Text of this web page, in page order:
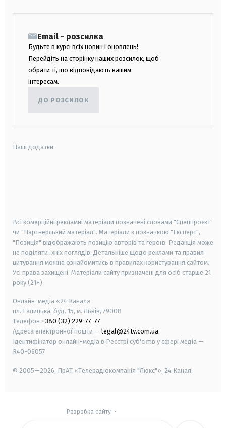
Email - розсилка
Будьте в курсі всіх новин і оновлень!
Перейдіть на сторінку наших розсилок, щоб
обрати ті, що відповідають вашим
інтересам.
ДО РОЗСИЛОК
Наші додатки:
Всі комерційні рекламні матеріали позначені словами "Спецпроєкт"
чи "Партнерський матеріал". Матеріали з позначкою "Експерт",
"Позиція" відображають позицію авторів та героїв. Редакція може
не поділяти їхніх поглядів. Детальніше щодо реклами та правил
цитування можна ознайомитись в правилах користування сайтом.
Усі права захищені. Матеріали сайту призначені для осіб старше 21
року (21+)
Онлайн-медіа «24 Канал»
пл. Галицька, буд. 15, м. Львів, 79008
Телефон +380 (32) 229-77-77
Адреса електронної пошти — legal@24tv.com.ua
Ідентифікатор онлайн-медіа в Реєстрі суб'єктів у сфері медіа —
R40-06057
© 2005—2026, ПрАТ «Телерадіокомпанія "Люкс"», 24 Канал.
Розробка сайту-